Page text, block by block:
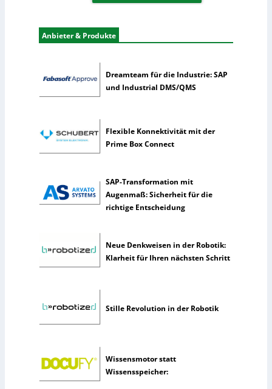
s
t
r
n
m
u
t
n
s
e
ü
n
l
Anbieter & Produkte
Dreamteam für die Industrie: SAP
und Industrial DMS/QMS
Flexible Konnektivität mit der
Prime Box Connect
SAP-Transformation mit
Augenmaß: Sicherheit für die
richtige Entscheidung
Neue Denkweisen in der Robotik:
Klarheit für Ihren nächsten Schritt
Stille Revolution in der Robotik
Wissensmotor statt
Wissensspeicher: